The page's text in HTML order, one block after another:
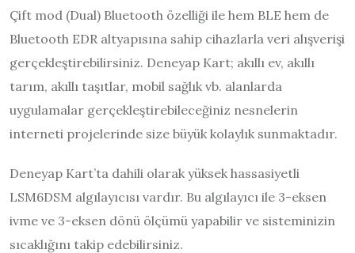
Çift mod (Dual) Bluetooth özelliği ile hem BLE hem de
Bluetooth EDR altyapısına sahip cihazlarla veri alışverişi
gerçekleştirebilirsiniz. Deneyap Kart; akıllı ev, akıllı
tarım, akıllı taşıtlar, mobil sağlık vb. alanlarda
uygulamalar gerçekleştirebileceğiniz nesnelerin
interneti projelerinde size büyük kolaylık sunmaktadır.
Deneyap Kart’ta dahili olarak yüksek hassasiyetli
LSM6DSM algılayıcısı vardır. Bu algılayıcı ile 3-eksen
ivme ve 3-eksen dönü ölçümü yapabilir ve sisteminizin
sıcaklığını takip edebilirsiniz.